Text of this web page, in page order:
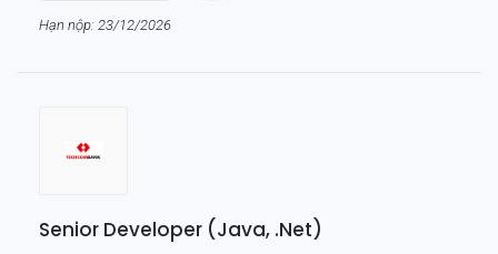
Hạn nộp: 23/12/2026
Senior Developer (Java, .Net)